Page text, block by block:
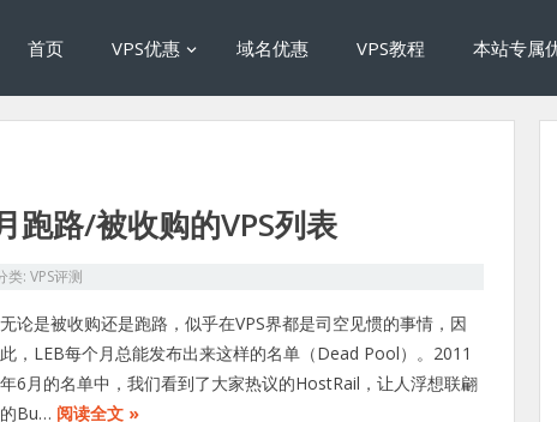
首页 VPS优惠 域名优惠 VPS教程 本站专属
跑路/被收购的VPS列表
类: VPS评测
无论是被收购还是跑路，似乎在VPS界都是司空见惯的事情，因
此，LEB每个月总能发布出来这样的名单（Dead Pool）。2011
年6月的名单中，我们看到了大家热议的HostRail，让人浮想联翩
的Bu… 阅读全文 »